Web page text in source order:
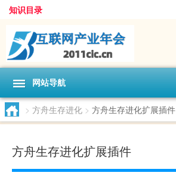
知识目录
网站导航
> 方舟生存进化 > 方舟生存进化扩展插件
方舟生存进化扩展插件